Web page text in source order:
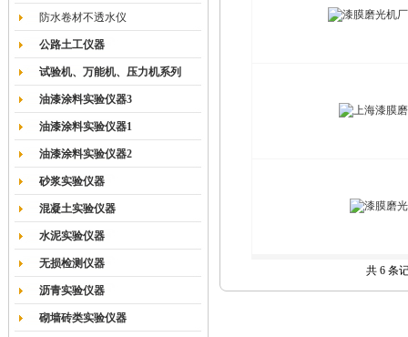
防水卷材不透水仪
公路土工仪器
试验机、万能机、压力机系列
油漆涂料实验仪器3
油漆涂料实验仪器1
油漆涂料实验仪器2
砂浆实验仪器
混凝土实验仪器
水泥实验仪器
无损检测仪器
沥青实验仪器
砌墙砖类实验仪器
共 6 条